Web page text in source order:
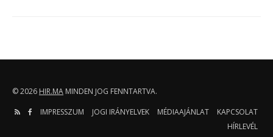
© 2026 HIR.MA MINDEN JOG FENNTARTVA.
IMPRESSZUM
JOGI IRÁNYELVEK MÉDIAAJÁNLAT
KAPCSOLAT
HÍRLEVÉL